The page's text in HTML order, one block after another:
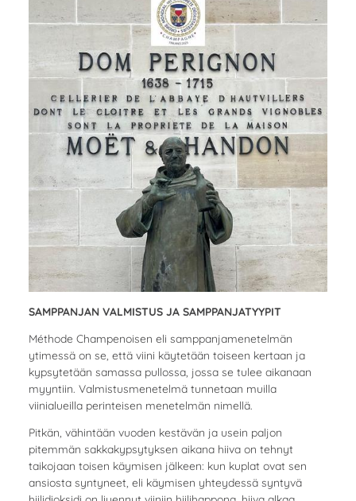
SAMPPANJAN VALMISTUS JA SAMPPANJATYYPIT
Méthode Champenoisen eli samppanjamenetelmän
ytimessä on se, että viini käytetään toiseen kertaan ja
kypsytetään samassa pullossa, jossa se tulee aikanaan
myyntiin. Valmistusmenetelmä tunnetaan muilla
viinialueilla perinteisen menetelmän nimellä.
Pitkän, vähintään vuoden kestävän ja usein paljon
pitemmän sakkakypsytyksen aikana hiiva on tehnyt
taikojaan toisen käymisen jälkeen: kun kuplat ovat sen
ansiosta syntyneet, eli käymisen yhteydessä syntyvä